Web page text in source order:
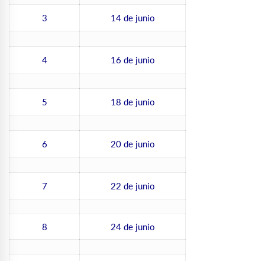
3 14 de junio
4 16 de junio
5 18 de junio
6 20 de junio
7 22 de junio
8 24 de junio